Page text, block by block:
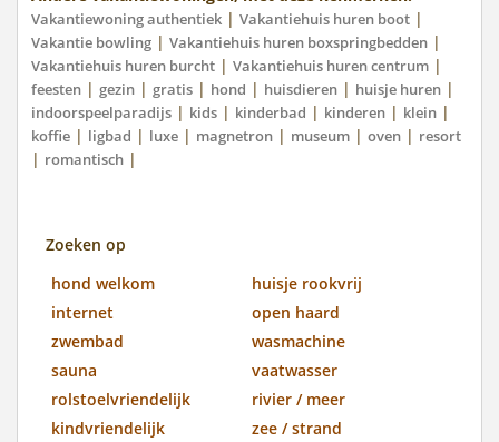
Vakantiewoning authentiek | Vakantiehuis huren boot |
Vakantie bowling | Vakantiehuis huren boxspringbedden |
Vakantiehuis huren burcht | Vakantiehuis huren centrum |
feesten | gezin | gratis | hond | huisdieren | huisje huren |
indoorspeelparadijs | kids | kinderbad | kinderen | klein |
koffie | ligbad | luxe | magnetron | museum | oven | resort
| romantisch |
Zoeken op
hond welkom
huisje rookvrij
internet
open haard
zwembad
wasmachine
sauna
vaatwasser
rolstoelvriendelijk
rivier / meer
kindvriendelijk
zee / strand